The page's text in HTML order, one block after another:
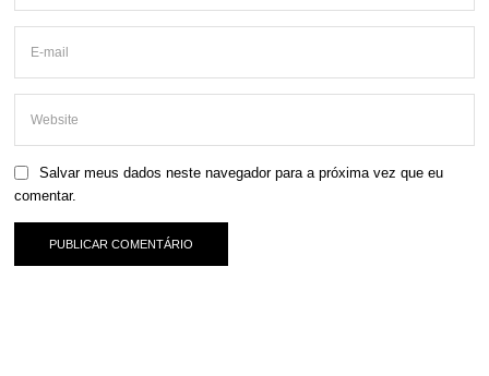
Salvar meus dados neste navegador para a próxima vez que eu
comentar.